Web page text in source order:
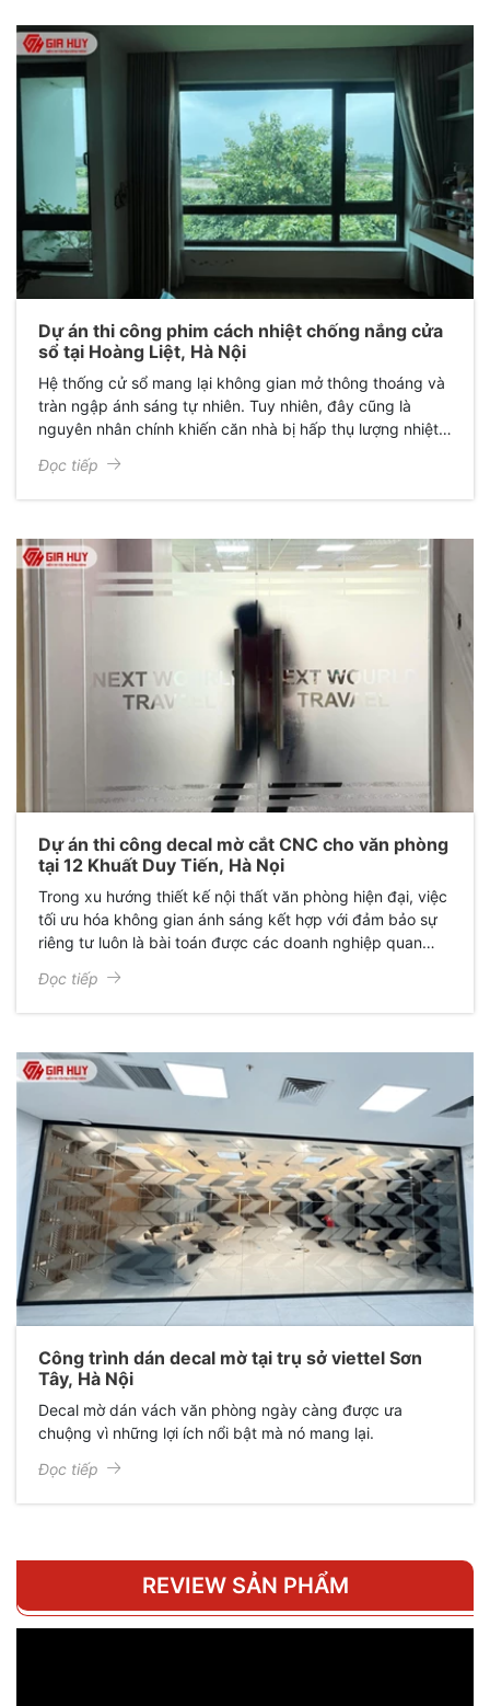
Dự án thi công phim cách nhiệt chống nắng cửa
sổ tại Hoàng Liệt, Hà Nội
Hệ thống cử sổ mang lại không gian mở thông thoáng và
tràn ngập ánh sáng tự nhiên. Tuy nhiên, đây cũng là
nguyên nhân chính khiến căn nhà bị hấp thụ lượng nhiệt
tiền.
Đọc tiếp
Dự án thi công decal mờ cắt CNC cho văn phòng
tại 12 Khuất Duy Tiến, Hà Nọi
Trong xu hướng thiết kế nội thất văn phòng hiện đại, việc
tối ưu hóa không gian ánh sáng kết hợp với đảm bảo sự
riêng tư luôn là bài toán được các doanh nghiệp quan
sắc dự án thi công decal mờ cắt CNC cho văn phòng anh
Tuấn Anh tại Hà Nội, mang lại một diện mạo hoàn toàn
Đọc tiếp
Công trình dán decal mờ tại trụ sở viettel Sơn
Tây, Hà Nội
Decal mờ dán vách văn phòng ngày càng được ưa
chuộng vì những lợi ích nổi bật mà nó mang lại.
Đọc tiếp
REVIEW SẢN PHẨM